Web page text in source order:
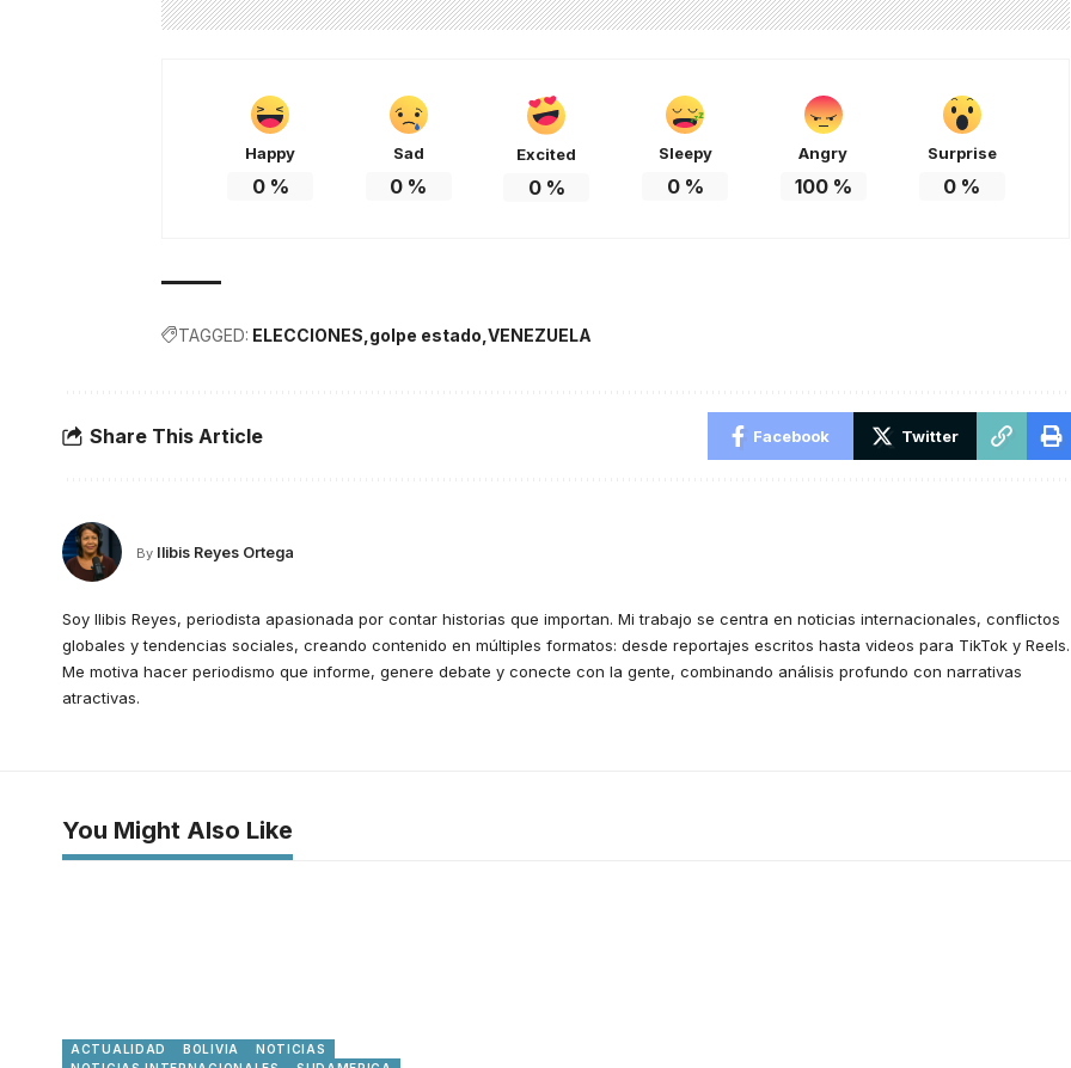
Happy
0%
Sad
0 %
Excited
0%
Sleepy
0%
Angry
100%
Surprise
0 %
TAGGED: ELECCIONES golpe estado VENEZUELA
Share This Article Facebook Twitter
By Ilibis Reyes Ortega
Soy Ilibis Reyes, periodista apasionada por contar historias que importan. Mi trabajo se centra en noticias internacionales, conflictos
globales y tendencias sociales, creando contenido en múltiples formatos: desde reportajes escritos hasta videos para TikTok y Reels.
Me motiva hacer periodismo que informe, genere debate y conecte con la gente, combinando análisis profundo con narrativas
atractivas.
You Might Also Like
ACTUALIDAD BOLIVIA
NOTICIAS